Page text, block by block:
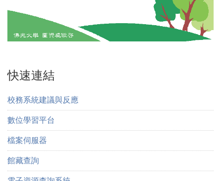
快速連結
校務系統建議與反應
數位學習平台
檔案伺服器
館藏查詢